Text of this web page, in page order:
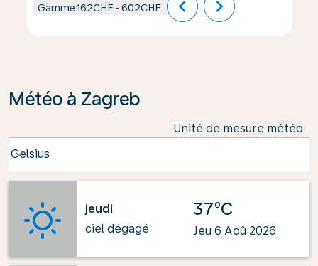
Gamme162CHF -602CHF chevron_left chevron_right
Météo à Zagreb
Unité de mesure météo:
Celsius
keyboard_arrow_down
jeudi
ciel dégagé
37°C
Jeu 6 Aoû 2026